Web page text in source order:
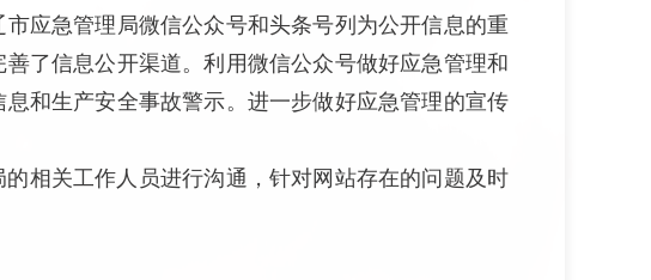
应急管理局微信公众号和头条号列为公开信息的重
了信息公开渠道。利用微信公众号做好应急管理和
和生产安全事故警示。进一步做好应急管理的宣传
相关工作人员进行沟通，针对网站存在的问题及时